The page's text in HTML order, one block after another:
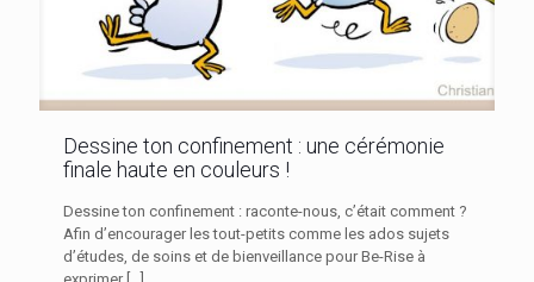
Dessine ton confinement : une cérémonie
finale haute en couleurs !
Dessine ton confinement : raconte-nous, c’était comment ?
Afin d’encourager les tout-petits comme les ados sujets
d’études, de soins et de bienveillance pour Be-Rise à